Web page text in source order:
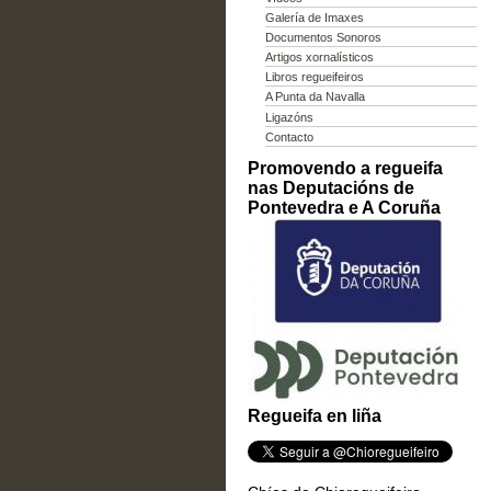
Galería de Imaxes
Documentos Sonoros
Artigos xornalísticos
Libros regueifeiros
A Punta da Navalla
Ligazóns
Contacto
Promovendo a regueifa
nas Deputacións de
Pontevedra e A Coruña
Regueifa en liña